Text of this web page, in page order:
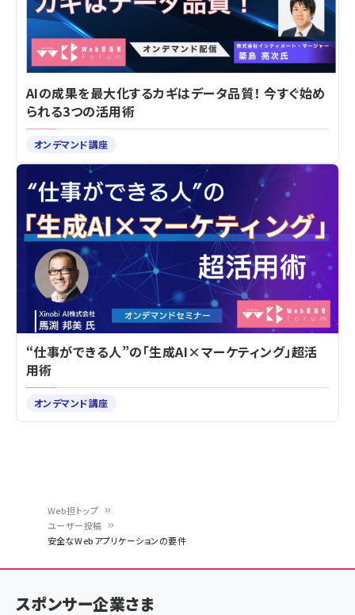
ン
く
Web担トップ
ユーザー投稿
安全なWebアプリケーションの要件
AIの成果を最大化するカギはデータ品質！ 今すぐ始め
られる3つの活用術
オンデマンド講座
“仕事ができる人”の「生成AI×マーケティング」超活
用術
オンデマンド講座
スポンサー企業さま